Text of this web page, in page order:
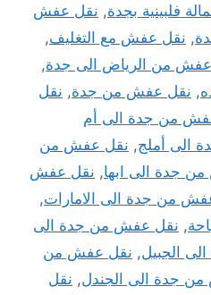
فلبينية بجدة, نقل عفش
, نقل عفش مع التغليف,
من الرياض الى جدة,
, نقل عفش من جدة, نقل
من جدة الى أم
الى أملج, نقل عفش من
جدة الى ابها, نقل عفش
من جدة الى الامارات,
, نقل عفش من جدة الى
الجبيل, نقل عفش من
جدة الى الجندل, نقل